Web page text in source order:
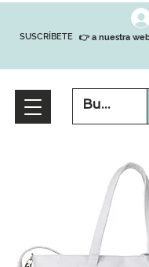
SUSCRÍBETE 👉 a nuestra